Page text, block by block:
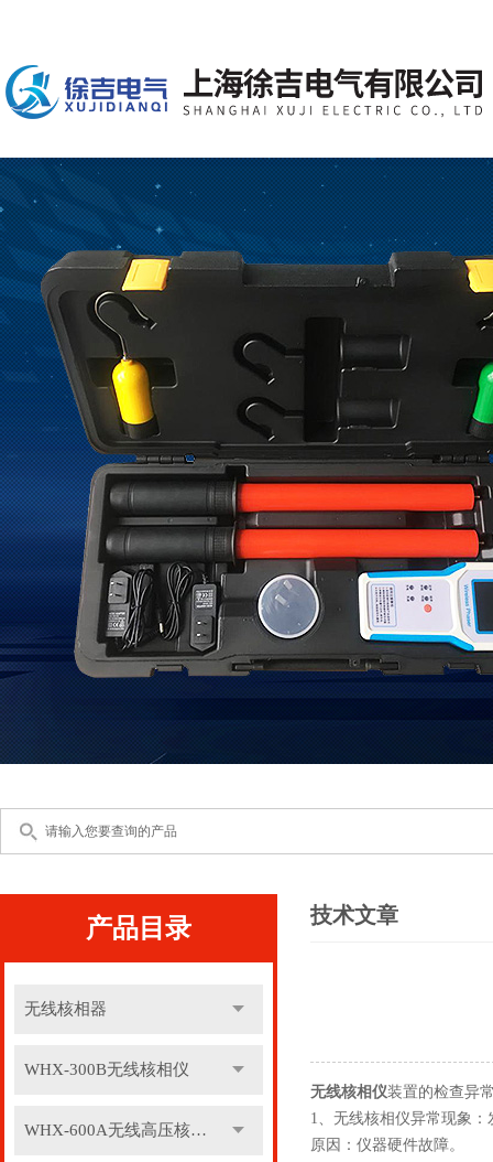
产品目录
无线核相器
WHX-300B无线核相仪
WHX-600A无线高压核相仪
技术文章
无线核相仪装置的检查异
1、无线核相仪异常现象
原因：仪器硬件故障。